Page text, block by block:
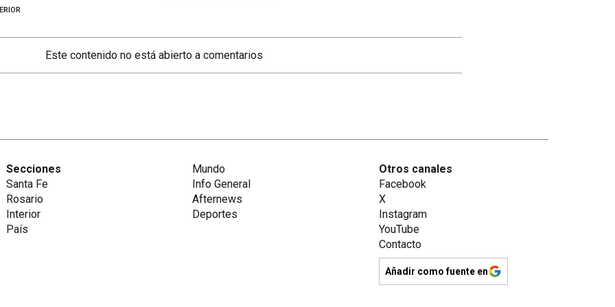
Este contenido no está abierto a comentarios
Secciones
Santa Fe
Rosario
Interior
País
Mundo
Info General
Afternews
Deportes
Otros canales
Facebook
X
Instagram
YouTube
Contacto
Añadir como fuente en